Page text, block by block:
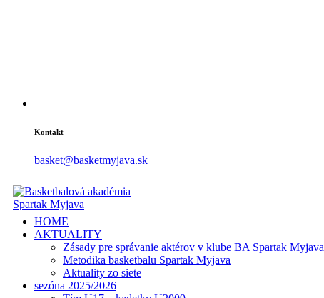
Kontakt
basket@basketmyjava.sk
HOME
AKTUALITY
Zásady pre správanie aktérov v klube BA Spartak Myjava
Metodika basketbalu Spartak Myjava
Aktuality zo siete
sezóna 2025/2026